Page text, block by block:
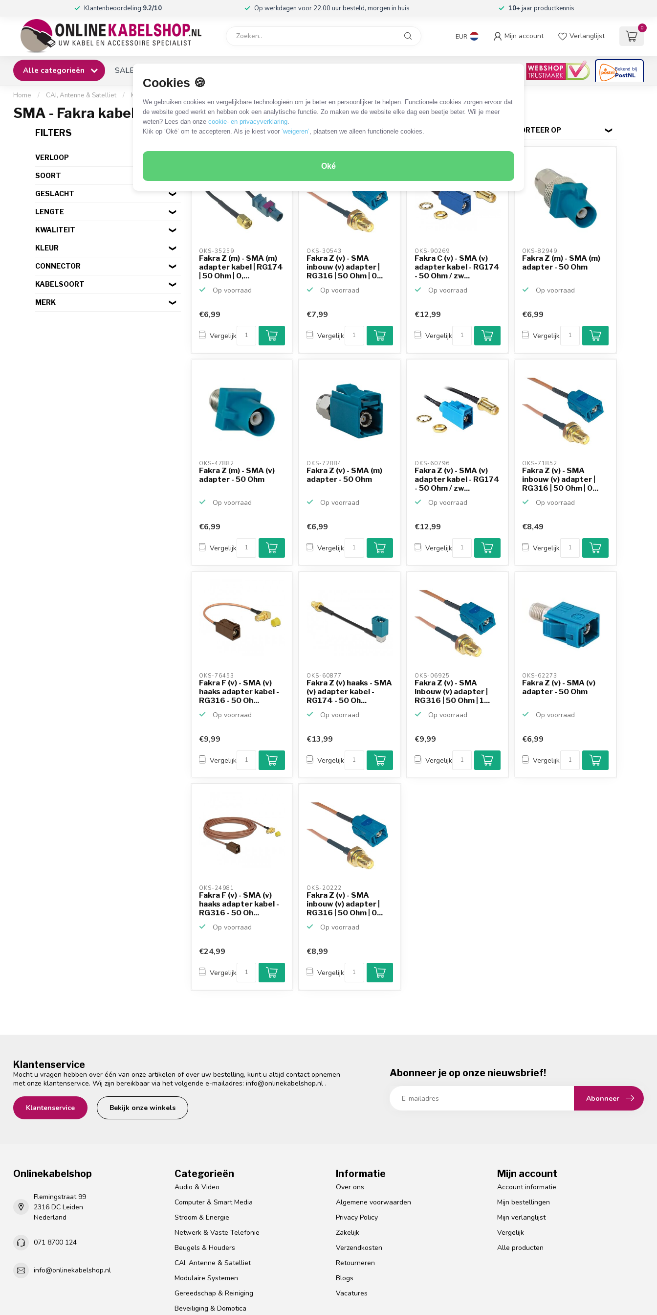
Cookies 🍪
We gebruiken cookies en vergelijkbare technologieën om je beter en persoonlijker te helpen. Functionele cookies zorgen ervoor dat
de website goed werkt en hebben ook een analytische functie. Zo maken we de website elke dag een beetje beter. Wil je meer
weten? Lees dan onze cookie- en privacyverklaring.
Klik op ‘Oké’ om te accepteren. Als je kiest voor ‘weigeren’, plaatsen we alleen functionele cookies.
Oké
Klantenbeoordeling 9.2/10 Op werkdagen voor 22.00 uur besteld, morgen in huis 10+jaar productkennis
EUR Mijn account Verlanglijst
0
Alle categorieën SALE
Home / CAI, Antenne & Satelliet / Kabels en adapters
SMA - Fakra kabels en adapters
FILTERS
VERLOOP
SOORT
GESLACHT
LENGTE
KWALITEIT
KLEUR
CONNECTOR
KABELSOORT
MERK
14 PRODUCTEN SORTEER OP
OKS-35259
Fakra Z (m) - SMA (m)
adapter kabel | RG174
| 50 Ohm | 0,...
Op voorraad
€6,99
Vergelijk
OKS-30543
Fakra Z (v) - SMA
inbouw (v) adapter |
RG316 | 50 Ohm | 0...
Op voorraad
€7,99
Vergelijk
OKS-90269
Fakra C (v) - SMA (v)
adapter kabel - RG174
- 50 Ohm / zw...
Op voorraad
€12,99
Vergelijk
OKS-82949
Fakra Z (m) - SMA (m)
adapter - 50 Ohm
Op voorraad
€6,99
Vergelijk
OKS-47882
Fakra Z (m) - SMA (v)
adapter - 50 Ohm
Op voorraad
€6,99
Vergelijk
OKS-72884
Fakra Z (v) - SMA (m)
adapter - 50 Ohm
Op voorraad
€6,99
Vergelijk
OKS-60796
Fakra Z (v) - SMA (v)
adapter kabel - RG174
- 50 Ohm / zw...
Op voorraad
€12,99
Vergelijk
OKS-71852
Fakra Z (v) - SMA
inbouw (v) adapter |
RG316 | 50 Ohm | 0...
Op voorraad
€8,49
Vergelijk
OKS-76453
Fakra F (v) - SMA (v)
haaks adapter kabel -
RG316 - 50 Oh...
Op voorraad
€9,99
Vergelijk
OKS-60877
Fakra Z (v) haaks - SMA
(v) adapter kabel -
RG174 - 50 Oh...
Op voorraad
€13,99
Vergelijk
OKS-06925
Fakra Z (v) - SMA
inbouw (v) adapter |
RG316 | 50 Ohm | 1...
Op voorraad
€9,99
Vergelijk
OKS-62273
Fakra Z (v) - SMA (v)
adapter - 50 Ohm
Op voorraad
Klantenbeoordeling
9,2/10
Achteraf betalen
mogelijk
€6,99
Vergelijk
OKS-24981
Fakra F (v) - SMA (v)
haaks adapter kabel -
RG316 - 50 Oh...
Op voorraad
€24,99
Vergelijk
OKS-20222
Fakra Z (v) - SMA
inbouw (v) adapter |
RG316 | 50 Ohm | 0...
Op voorraad
€8,99
Vergelijk
Klantenservice
Mocht u vragen hebben over één van onze artikelen of over uw bestelling, kunt u altijd contact opnemen
met onze klantenservice. Wij zijn bereikbaar via het volgende e-mailadres: info@onlinekabelshop.nl .
Klantenservice Bekijk onze winkels
Abonneer je op onze nieuwsbrief!
Abonneer
Onlinekabelshop
Flemingstraat 99
2316 DC Leiden
Nederland
071 8700 124
info@onlinekabelshop.nl
Categorieën
Audio & Video
Computer & Smart Media
Stroom & Energie
Netwerk & Vaste Telefonie
Beugels & Houders
CAI, Antenne & Satelliet
Modulaire Systemen
Gereedschap & Reiniging
Beveiliging & Domotica
Informatie
Over ons
Algemene voorwaarden
Privacy Policy
Zakelijk
Verzendkosten
Retourneren
Blogs
Vacatures
Mijn account
Account informatie
Mijn bestellingen
Mijn verlanglijst
Vergelijk
Alle producten